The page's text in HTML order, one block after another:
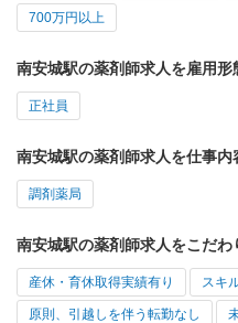
700万円以上
南安城駅の薬剤師求人を雇用形
正社員
南安城駅の薬剤師求人を仕事内
調剤薬局
南安城駅の薬剤師求人をこだわ
産休・育休取得実績有り スキ
原則、引越しを伴う転勤なし